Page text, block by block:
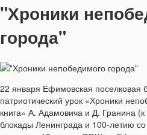
"Хроники
города"
22 января Ефимовская поселковая
патриотический урок «Хроники
книга» А. Адамовича и Д. Гранина
блокады Ленинграда и 100-летию